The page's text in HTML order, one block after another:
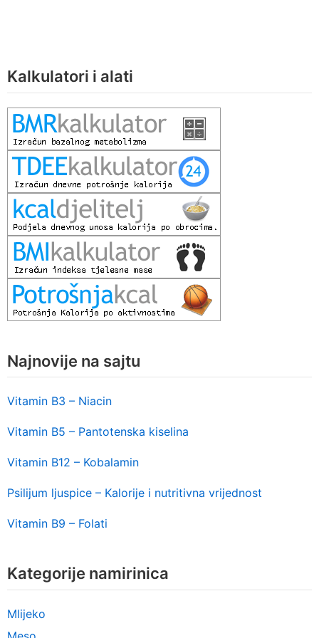
Kalkulatori i alati
Najnovije na sajtu
Vitamin B3 – Niacin
Vitamin B5 – Pantotenska kiselina
Vitamin B12 – Kobalamin
Psilijum ljuspice – Kalorije i nutritivna vrijednost
Vitamin B9 – Folati
Kategorije namirinica
Mlijeko